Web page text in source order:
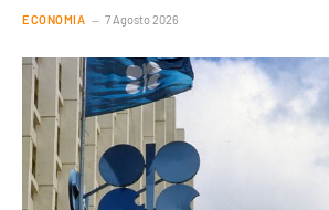
ECONOMIA 7 Agosto 2026